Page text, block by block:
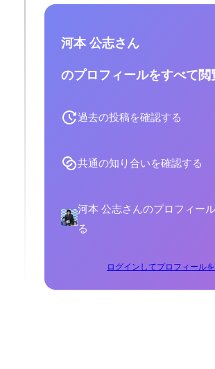
河本 公志さん
のプロフィールをすべて閲
過去の投稿を確認する
共通の知り合いを確認する
河本 公志さんのプロフィー
る
ログインしてプロフィール